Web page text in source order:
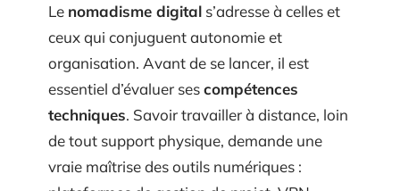
Le nomadisme digital s’adresse à celles et
ceux qui conjuguent autonomie et
organisation. Avant de se lancer, il est
essentiel d’évaluer sescompétences
techniques. Savoir travailler à distance, loin
de tout support physique, demande une
vraie maîtrise des outils numériques :